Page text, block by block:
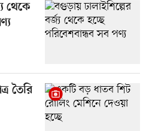
থেকে
তৈরি